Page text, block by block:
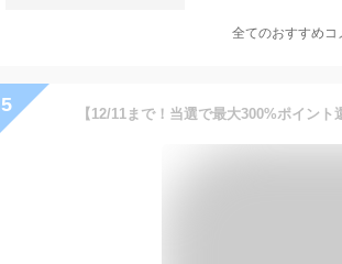
全てのおすすめコ
5